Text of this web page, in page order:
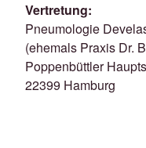
Vertretung:
Pneumologie
(ehemals Praxis Dr.
Poppenbüttler
22399 Hamburg